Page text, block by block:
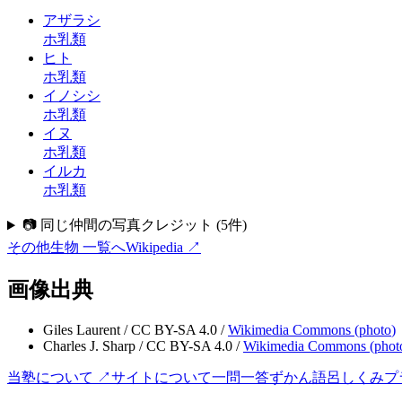
アザラシ
ホ乳類
ヒト
ホ乳類
イノシシ
ホ乳類
イヌ
ホ乳類
イルカ
ホ乳類
📷 同じ仲間の写真クレジット (5件)
その他生物 一覧へWikipedia ↗
画像出典
Giles Laurent /CC BY-SA 4.0 / Wikimedia Commons (photo)
Charles J. Sharp /CC BY-SA 4.0 / Wikimedia Commons (
当塾について ↗サイトについて一問一答ずかん語呂 しくみプ